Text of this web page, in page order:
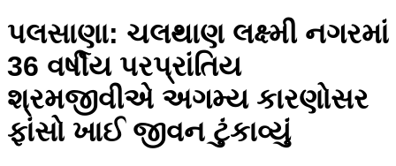
પલસાણા: ચલથાણ લક્ષ્મી નગરમાં
36 વર્ષીય પરપ્રાંતિય
શ્રમજીવીએ અગમ્ય કારણોસર
ફાંસો ખાઈ જીવન ટુંકાવ્યું